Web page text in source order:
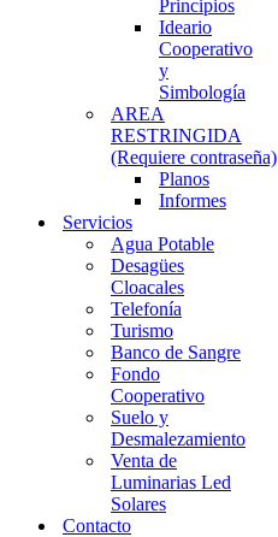
Principios
Ideario
Cooperativo
y
Simbología
AREA
RESTRINGIDA
(Requiere contraseña)
Planos
Informes
Servicios
Agua Potable
Desagües
Cloacales
Telefonía
Turismo
Banco de Sangre
Fondo
Cooperativo
Suelo y
Desmalezamiento
Venta de
Luminarias Led
Solares
Contacto